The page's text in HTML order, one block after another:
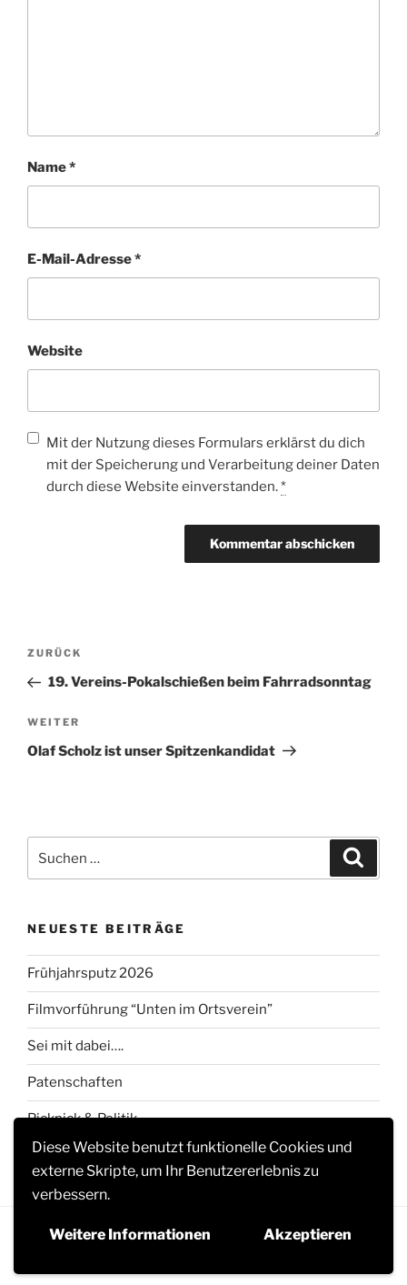
Diese Website benutzt funktionelle Cookies und
externe Skripte, um Ihr Benutzererlebnis zu
verbessern.
Weitere Informationen Akzeptieren
Name*
E-Mail-Adresse*
Website
Mit der Nutzung dieses Formulars erklärst du dich
mit der Speicherung und Verarbeitung deiner Daten
durch diese Website einverstanden.*
Beitragsnavigation
Vorheriger
Beitrag
ZURÜCK
19. Vereins-Pokalschießen beim Fahrradsonntag
Nächster
Beitrag
WEITER
Olaf Scholz ist unser Spitzenkandidat
nach:
NEUESTE BEITRÄGE
Frühjahrsputz 2026
Filmvorführung “Unten im Ortsverein”
Sei mit dabei….
Patenschaften
Picknick & Politik
Datenschutzhinweise Stolz präsentiert von WordPress